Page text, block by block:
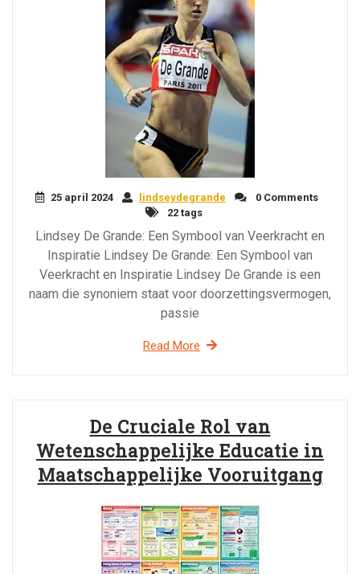
25 april 2024 lindseydegrande
0 Comments
22 tags
Lindsey De Grande: Een Symbool van Veerkracht en
Inspiratie Lindsey De Grande: Een Symbool van
Veerkracht en Inspiratie Lindsey De Grande is een
naam die synoniem staat voor doorzettingsvermogen,
passie
Read More
De Cruciale Rol van
Wetenschappelijke Educatie in
Maatschappelijke Vooruitgang